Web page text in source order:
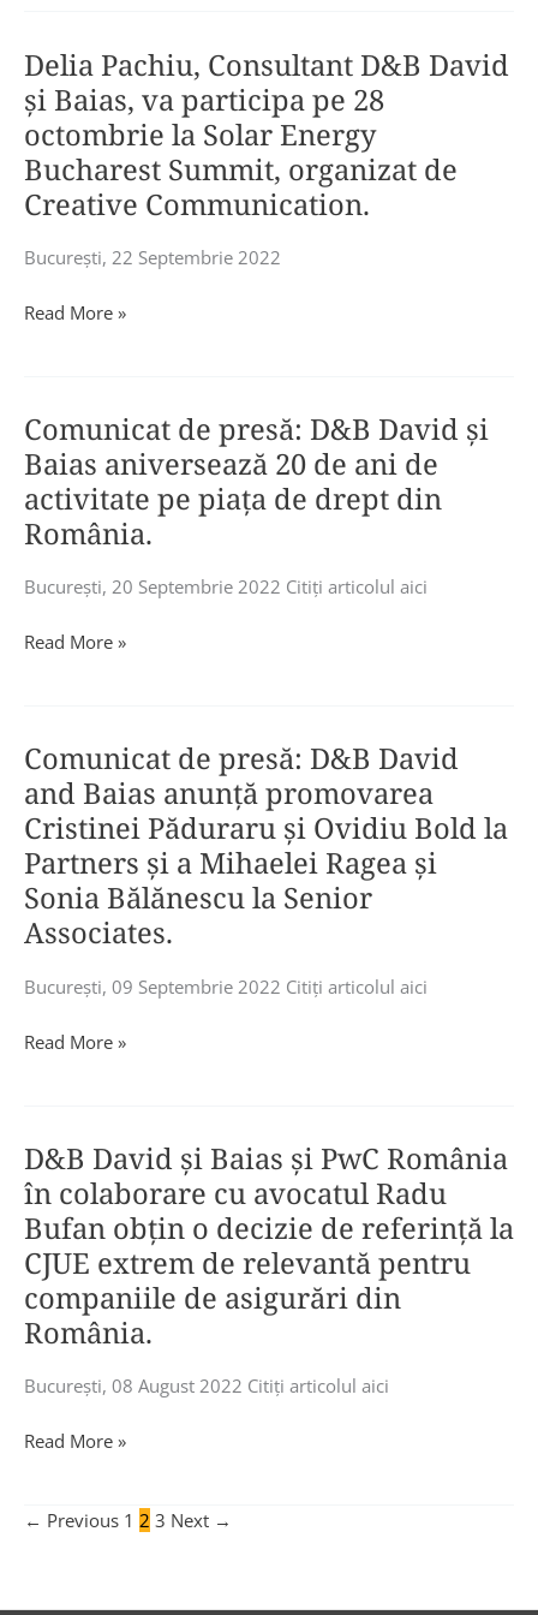
Hotnews.ro
.
Au
intervenit:
Oana
Munteanu,
Gabriela
Senior
Senior
Manager,
Irina
Nuțescu,
Senior
Bogdan
Manager,
și
Ioana
Cercel,
Managing
Associate
D&B
David
și
România
și
D&B
David
și
Baias
asistat
de
achiziția
firmei
locale
Lola
Tech
Cluj-
Andreea
România,
și
Anda
Rojanschi,
Partner
D&B
David
Baias
fost
Delia Pachiu, Consultant D&B David
și Baias, va participa pe 28
octombrie la Solar Energy
Bucharest Summit, organizat de
Creative Communication.
Bucureşti, 22 Septembrie 2022
Delia
David
și
Baias,
va
participa
28
la
Bucharest
Summit,
organizat
de
Creative
Communication.
Read More »
Comunicat de presă: D&B David și
Baias aniversează 20 de ani de
activitate pe piața de drept din
România.
Bucureşti, 20 Septembrie 2022 Citiţi articolul aici
Comunicat
David
și
Baias
aniversează
20
de
ani
activitate
piața
România.
Read More »
Comunicat de presă: D&B David
and Baias anunță promovarea
Cristinei Păduraru și Ovidiu Bold la
Partners și a Mihaelei Ragea și
Sonia Bălănescu la Senior
Associates.
Bucureşti, 09 Septembrie 2022 Citiţi articolul aici
Comunicat
David
and
Baias
anunță
promovarea
Cristinei
Păduraru
Ovidiu
la
a
Read More »
D&B David și Baias și PwC România
în colaborare cu avocatul Radu
Bufan obțin o decizie de referință la
CJUE extrem de relevantă pentru
companiile de asigurări din
România.
Bucureşti, 08 August 2022 Citiţi articolul aici
D&B
Baias
Read More »
← Previous 1 2 3 Next →